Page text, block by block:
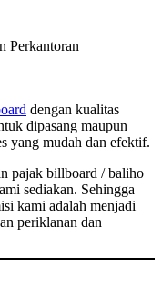
Perkantoran
dengan kualitas
dipasang maupun
yang mudah dan efektif.
pajak billboard / baliho
sediakan. Sehingga
kami adalah menjadi
periklanan dan